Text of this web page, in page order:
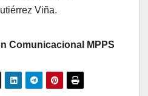
Viña.
Comunicacional MPPS